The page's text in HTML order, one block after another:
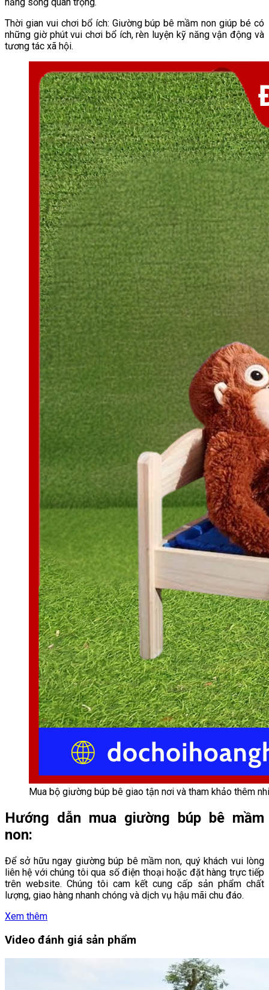
năng sống quan trọng.
Thời gian vui chơi bổ ích: Giường búp bê mầm non giúp bé có
những giờ phút vui chơi bổ ích, rèn luyện kỹ năng vận động và
tương tác xã hội.
Mua bộ giường búp bê giao tận nơi và tham khảo thêm
Hướng dẫn mua giường búp bê mầm
non:
Để sở hữu ngay giường búp bê mầm non, quý khách vui lòng
liên hệ với chúng tôi qua số điện thoại hoặc đặt hàng trực tiếp
trên website. Chúng tôi cam kết cung cấp sản phẩm chất
lượng, giao hàng nhanh chóng và dịch vụ hậu mãi chu đáo.
Xem thêm
Video đánh giá sản phẩm